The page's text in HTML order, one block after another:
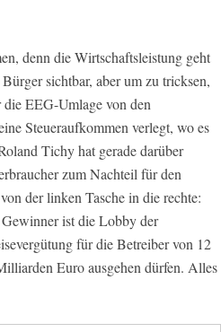
denn die Wirtschaftsleistung geht
sichtbar, aber um zu tricksen,
EEG-Umlage von den
Steueraufkommen verlegt, wo es
Tichy hat gerade darüber
zum Nachteil für den
der linken Tasche in die rechte:
ist die Lobby der
für die Betreiber von 12
Euro ausgehen dürfen. Alles